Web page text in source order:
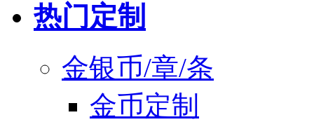
热门定制
金银币/章/条
金币定制